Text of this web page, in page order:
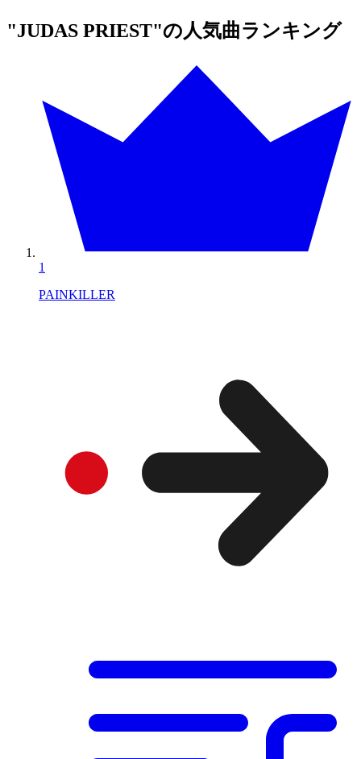
"JUDAS PRIEST"の人気曲ランキング
1
PAINKILLER